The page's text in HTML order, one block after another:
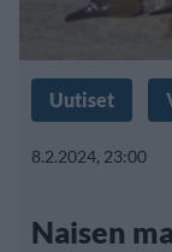
Uutiset
8.2.2024, 23:00
Naisen